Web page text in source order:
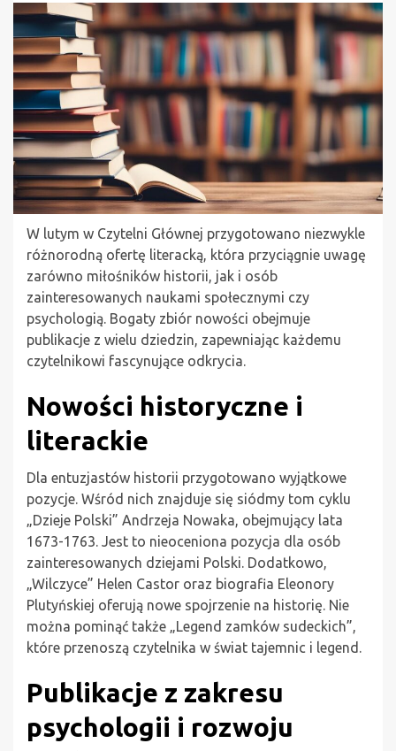
W lutym w Czytelni Głównej przygotowano niezwykle
różnorodną ofertę literacką, która przyciągnie uwagę
zarówno miłośników historii, jak i osób
zainteresowanych naukami społecznymi czy
psychologią. Bogaty zbiór nowości obejmuje
publikacje z wielu dziedzin, zapewniając każdemu
czytelnikowi fascynujące odkrycia.
Nowości historyczne i
literackie
Dla entuzjastów historii przygotowano wyjątkowe
pozycje. Wśród nich znajduje się siódmy tom cyklu
„Dzieje Polski” Andrzeja Nowaka, obejmujący lata
1673-1763. Jest to nieoceniona pozycja dla osób
zainteresowanych dziejami Polski. Dodatkowo,
„Wilczyce” Helen Castor oraz biografia Eleonory
Plutyńskiej oferują nowe spojrzenie na historię. Nie
można pominąć także „Legend zamków sudeckich”,
które przenoszą czytelnika w świat tajemnic i legend.
Publikacje z zakresu
psychologii i rozwoju